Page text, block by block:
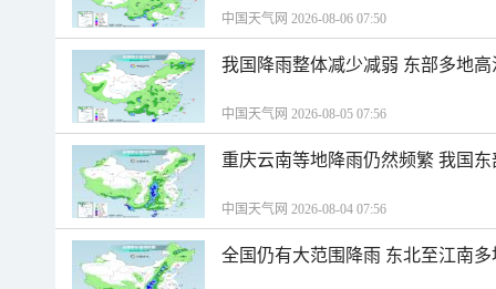
中国天气网 2026-08-06 07:50
我国降雨整体减少减弱 东部多地
中国天气网 2026-08-05 07:56
重庆云南等地降雨仍然频繁 我国
中国天气网 2026-08-04 07:56
全国仍有大范围降雨 东北至江南